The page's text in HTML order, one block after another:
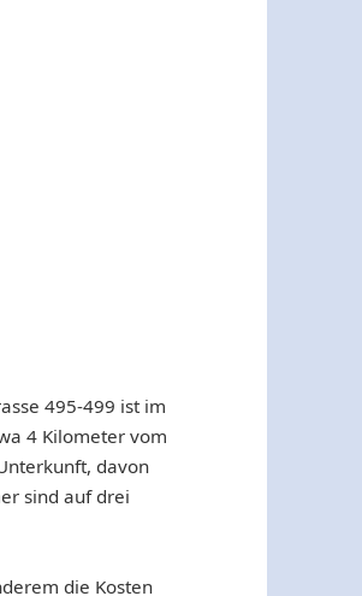
495-499 ist im
4 Kilometer vom
davon
sind auf drei
die Kosten